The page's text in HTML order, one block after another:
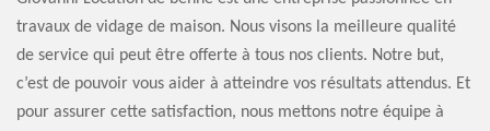
travaux de vidage de maison. Nous visons la meilleure qualité
de service qui peut être offerte à tous nos clients. Notre but,
c’est de pouvoir vous aider à atteindre vos résultats attendus. Et
pour assurer cette satisfaction, nous mettons notre équipe à